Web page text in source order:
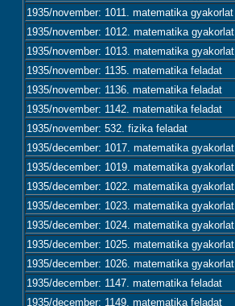
1935/november: 1011. matematika gyakorlat
1935/november: 1012. matematika gyakorlat
1935/november: 1013. matematika gyakorlat
1935/november: 1135. matematika feladat
1935/november: 1136. matematika feladat
1935/november: 1142. matematika feladat
1935/november: 532. fizika feladat
1935/december: 1017. matematika gyakorlat
1935/december: 1019. matematika gyakorlat
1935/december: 1022. matematika gyakorlat
1935/december: 1023. matematika gyakorlat
1935/december: 1024. matematika gyakorlat
1935/december: 1025. matematika gyakorlat
1935/december: 1026. matematika gyakorlat
1935/december: 1147. matematika feladat
1935/december: 1149. matematika feladat